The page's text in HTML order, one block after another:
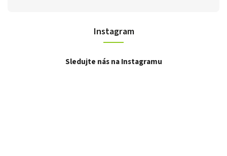
Instagram
Sledujte nás na Instagramu